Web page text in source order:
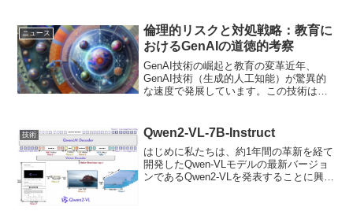
能」のことです。AIはコンピュータの頭
脳みたいなもので...
ニュース
倫理的リスクと対処戦略：教育に
おけるGenAIの道徳的考察
GenAI技術の崛起と教育の変革近年、
GenAI技術（生成的人工知能）が驚異的
な速度で発展しています。この技術は、
なデータを瞬時に分析し、個々の学習者
に最適な学習プ...
技術 Qwen2-VL-7B-Instruct
はじめに私たちは、約1年間の革新を経て
開発したQwen-VLモデルの最新バージョ
ンであるQwen2-VLを発表することに興奮